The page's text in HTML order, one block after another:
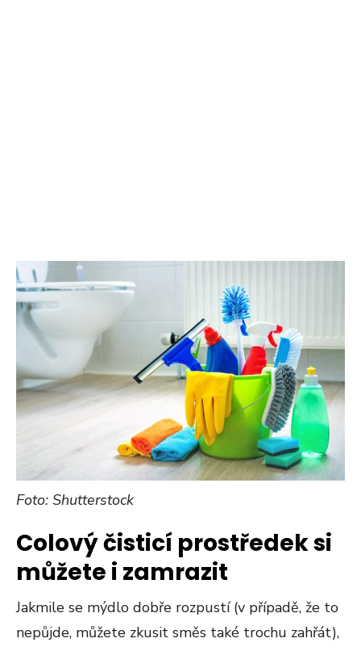
Foto: Shutterstock
Colový čisticí prostředek si
můžete i zamrazit
Jakmile se mýdlo dobře rozpustí (v případě, že to
nepůjde, můžete zkusit směs také trochu zahřát),